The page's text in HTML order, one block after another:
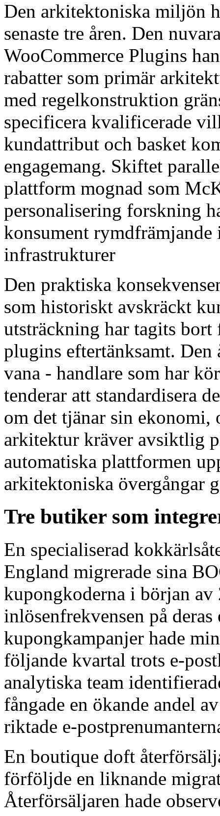
Den arkitektoniska miljön
senaste tre åren. Den
WooCommerce Plugins
rabatter som primär
med regelkonstruktion
specificera kvalificerade
kundattribut och basket
engagemang. Skiftet
plattform mognad som
personalisering forskning
konsument
infrastrukturer
Den praktiska
som historiskt avskräckt
utsträckning har tagits
plugins eftertänksamt. Den
vana - handlare som har
tenderar att standardisera
om det tjänar sin
arkitektur kräver avsiktlig
automatiska plattformen
arkitektoniska övergångar
Tre butiker som
En specialiserad
England migrerade sina
kupongkoderna i början av
inlösenfrekvensen på
kupongkampanjer hade
följande kvartal trots e-
analytiska team
fångade en ökande andel
riktade e-
En boutique doft
förföljde en liknande
Återförsäljaren hade